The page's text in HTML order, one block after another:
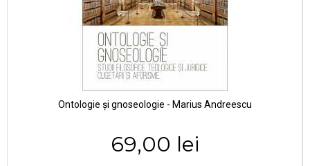
Ontologie și gnoseologie - Marius Andreescu
69,00 lei